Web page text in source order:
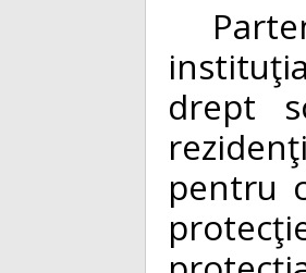
drept
pentru